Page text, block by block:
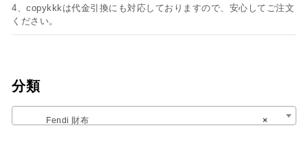
4、copykkkは代金引換にも対応しておりますので、安心してご注文
ください。
分類
×
Fendi 財布